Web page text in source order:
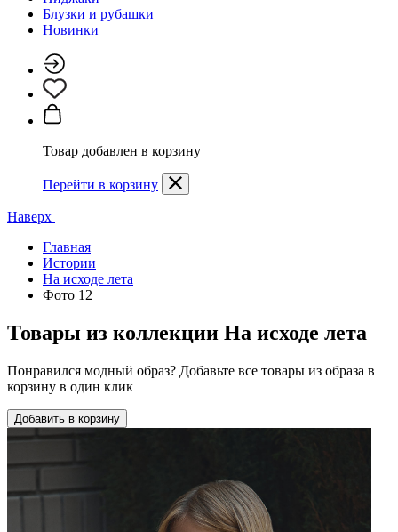
Блузки и рубашки
Новинки
Товар добавлен в корзину
Перейти в корзину
Наверх
Главная
Истории
На исходе лета
Фото 12
Товары из коллекции На исходе лета
Понравился модный образ? Добавьте все товары из образа в
корзину в один клик
Добавить в корзину